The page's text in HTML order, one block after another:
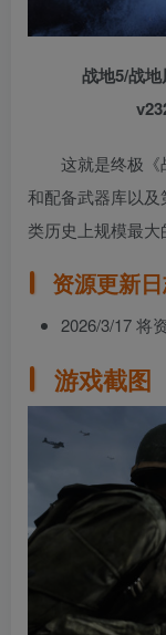
战地5/战
这就是终极
和配备武器库以及
类历史上规模最大
资源更新
2026/3/17 将
游戏截图